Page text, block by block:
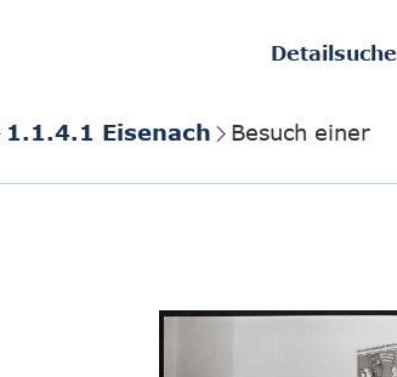
Detailsuche
1.1.4.1 Eisenach
Besuch einer